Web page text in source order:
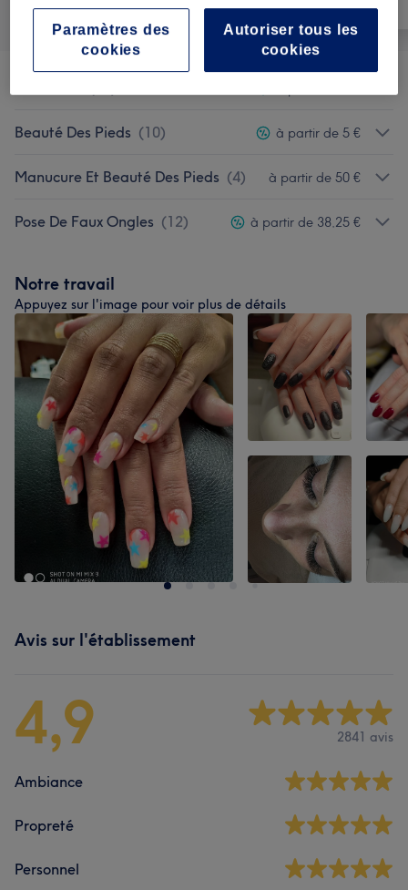
Beauté des pieds
Beauté Des Pieds (10) à partir de 5 €
Manucure Et Beauté Des Pieds (4) à partir de 50 €
Pose De Faux Ongles (12) à partir de 38,25 €
Notre travail
Appuyez sur l'image pour voir plus de détails
Avis sur l'établissement
4,9 2841 avis
Ambiance
Propreté
Personnel
Autoriser tous les
cookies
Paramètres des
cookies